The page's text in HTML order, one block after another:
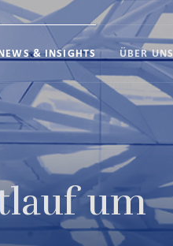
& INSIGHTS ÜBER UNS
um